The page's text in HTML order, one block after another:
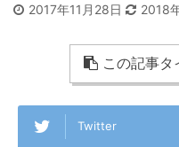
2017年11月28日 2018
この記事タ
Twitter